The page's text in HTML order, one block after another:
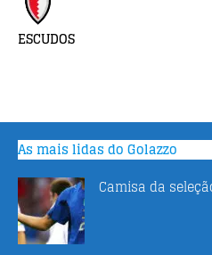
ESCUDOS
As mais lidas do Golazzo
Camisa da